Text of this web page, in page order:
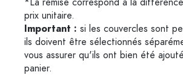
prix unitaire.
Important : si les couvercles sont
ils doivent être sélectionnés
vous assurer qu'ils ont bien été
panier.